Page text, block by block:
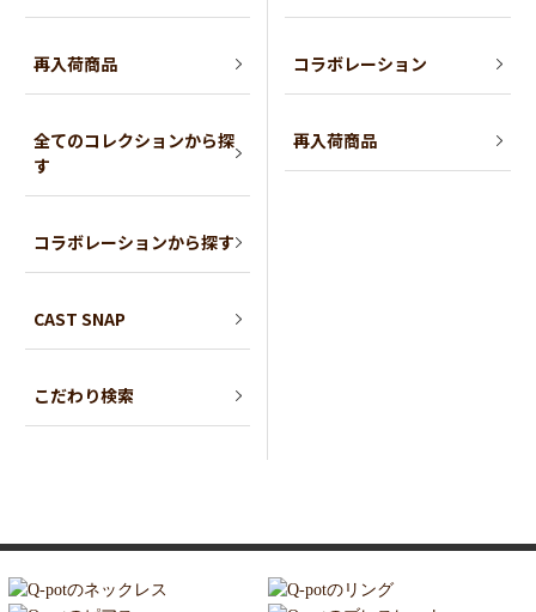
再入荷商品
全てのコレクションから探
す
コラボレーションから探す
CAST SNAP
こだわり検索
コラボレーション
再入荷商品